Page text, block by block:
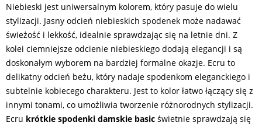
Niebieski jest uniwersalnym kolorem, który pasuje do wielu
stylizacji. Jasny odcień niebieskich spodenek może nadawać
świeżość i lekkość, idealnie sprawdzając się na letnie dni. Z
kolei ciemniejsze odcienie niebieskiego dodają elegancji i są
doskonałym wyborem na bardziej formalne okazje. Ecru to
delikatny odcień beżu, który nadaje spodenkom eleganckiego i
subtelnie kobiecego charakteru. Jest to kolor łatwo łączący się z
innymi tonami, co umożliwia tworzenie różnorodnych stylizacji.
Ecru krótkie spodenki damskie basic świetnie sprawdzają się